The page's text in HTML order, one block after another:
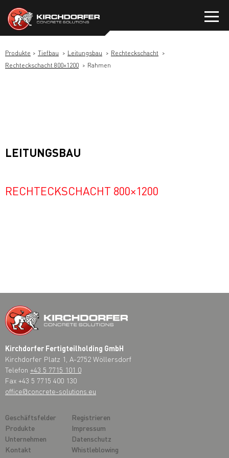
Inhalt
springen
Produkte Tiefbau Leitungsbau
Rechteckschacht
Rechteckschacht 800×1200
Rahmen
LEITUNGSBAU
RECHTECKSCHACHT 800×1200
Kirchdorfer Fertigteilholding GmbH
Kirchdorfer Platz 1, A-2752 Wöllersdorf
Telefon +43 5 7715 101 0
Fax +43 5 7715 400 130
office@concrete-solutions.eu
Geschäftsfelder
Produkte
Unternehmen
Kontakt
Registrieren
Impressum
Datenschutz
Whistleblowing